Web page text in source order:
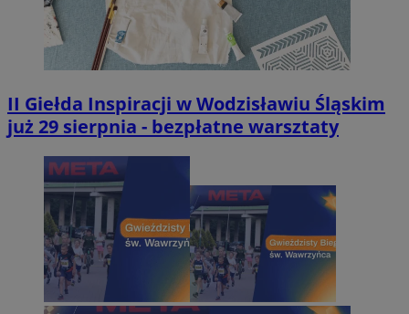
II Giełda Inspiracji w Wodzisławiu Śląskim
już 29 sierpnia - bezpłatne warsztaty